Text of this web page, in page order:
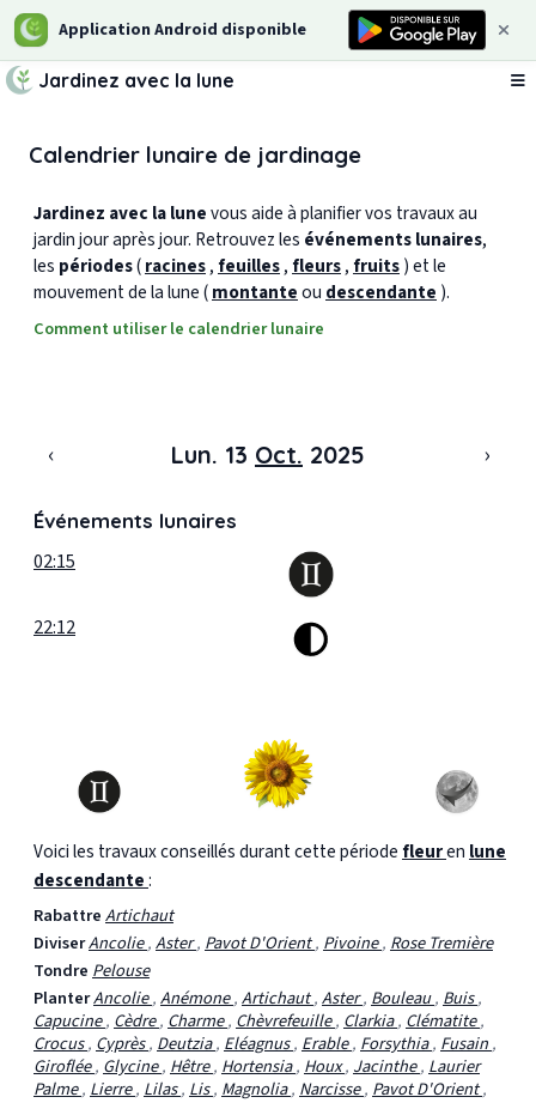
Application Android disponible
Jardinez avec la lune
Calendrier lunaire de jardinage
Jardinez avec la lunevous aide à planifier vos travaux au
jardin jour après jour. Retrouvez les événements lunaires,
les périodes(racines, feuilles, fleurs, fruits) et le
mouvement de la lune (montanteou descendante ).
Comment utiliser le calendrier lunaire
‹ Lun. 13 Oct. 2025 ›
Événements lunaires
02:15
22:12
Voici les travaux conseillés durant cette période fleuren lune
descendante:
RabattreArtichaut
DiviserAncolie,Aster, Pavot D'Orient, Pivoine, Rose Tremière
Tondre Pelouse
PlanterAncolie,Anémone,Artichaut,Aster, Bouleau, Buis,
Capucine, Cèdre, Charme, Chèvrefeuille, Clarkia, Clématite,
Crocus, Cyprès, Deutzia, Eléagnus, Erable, Forsythia, Fusain,
Giroflée, Glycine, Hêtre, Hortensia, Houx, Jacinthe, Laurier
Palme, Lierre, Lilas, Lis, Magnolia, Narcisse, Pavot D'Orient,